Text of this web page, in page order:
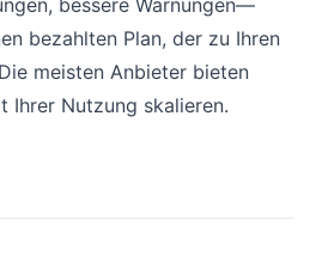
bessere Warnungen—
bezahlten Plan, der zu Ihren
meisten Anbieter bieten
Ihrer Nutzung skalieren.